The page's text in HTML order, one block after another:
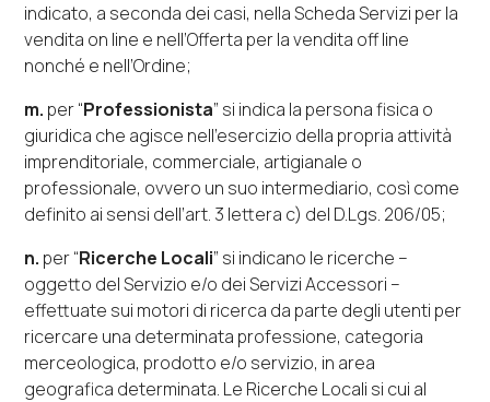
indicato, a seconda dei casi, nella Scheda Servizi per la
vendita on line e nell’Offerta per la vendita off line
nonché e nell’Ordine;
m. per “Professionista” si indica la persona fisica o
giuridica che agisce nell'esercizio della propria attività
imprenditoriale, commerciale, artigianale o
professionale, ovvero un suo intermediario, così come
definito ai sensi dell’art. 3 lettera c) del D.Lgs. 206/05;
n. per “Ricerche Locali” si indicano le ricerche –
oggetto del Servizio e/o dei Servizi Accessori –
effettuate sui motori di ricerca da parte degli utenti per
ricercare una determinata professione, categoria
merceologica, prodotto e/o servizio, in area
geografica determinata. Le Ricerche Locali si cui al